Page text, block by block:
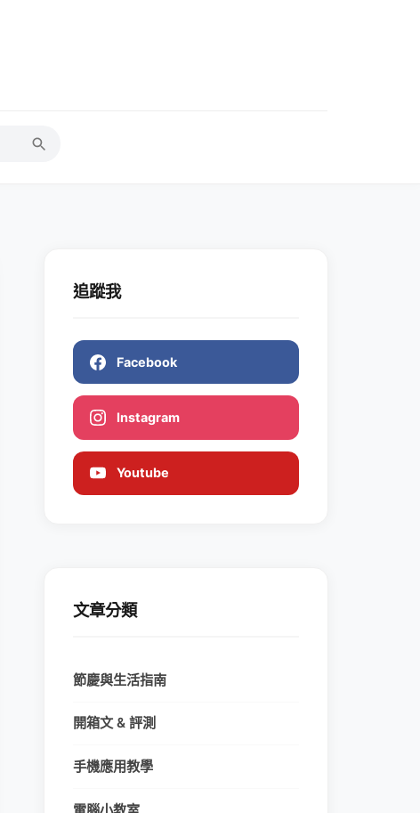
追蹤我
Facebook
Instagram
Youtube
文章分類
節慶與生活指南
開箱文 & 評測
手機應用教學
電腦小教室